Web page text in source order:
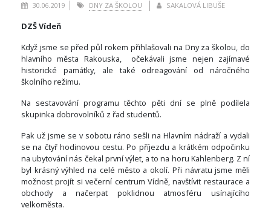
30.06.2019 DNY ZA ŠKOLOU SAKALOVÁ LIBUŠE
DZŠ Vídeň
Když jsme se před půl rokem přihlašovali na Dny za školou, do
hlavního města Rakouska, očekávali jsme nejen zajímavé
historické památky, ale také odreagování od náročného
školního režimu.
Na sestavování programu těchto pěti dní se plně podílela
skupinka dobrovolníků z řad studentů.
Pak už jsme se v sobotu ráno sešli na Hlavním nádraží a vydali
se na čtyř hodinovou cestu. Po příjezdu a krátkém odpočinku
na ubytování nás čekal první výlet, a to na horu Kahlenberg. Z ní
byl krásný výhled na celé město a okolí. Při návratu jsme měli
možnost projít si večerní centrum Vídně, navštívit restaurace a
obchody a načerpat poklidnou atmosféru usínajícího
velkoměsta.